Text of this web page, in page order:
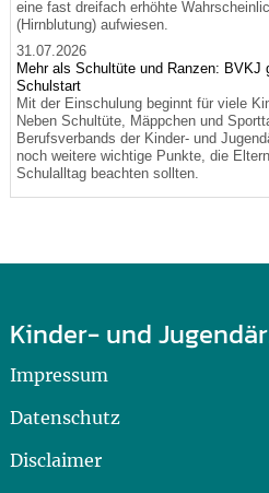
eine fast dreifach erhöhte
(Hirnblutung) aufwiesen.
31.07.2026
Mehr als Schultüte und Ranzen: BVKJ
Schulstart
Mit der Einschulung beginnt für viele
Neben Schultüte, Mäppchen und
Berufsverbands der Kinder- und
noch weitere wichtige Punkte, die
Schulalltag beachten sollten.
Kinder- und
Impressum
Datenschutz
Disclaimer